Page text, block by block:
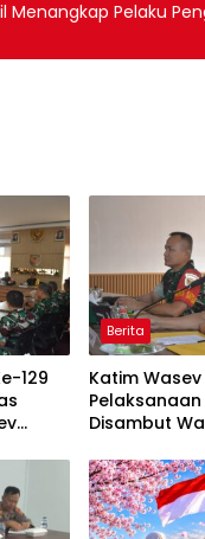
Menangkap Pelaku
129
Berita
Katim Wasev
Pelaksanaan
Disambut